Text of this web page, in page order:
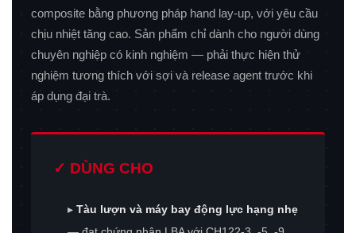
composite bằng phương pháp hand lay-up, với yêu cầu
chịu nhiệt tăng cao. Sản phẩm chỉ dành cho người dùng
chuyên nghiệp có kinh nghiệm — phải thực hiện thử
nghiệm tương thích với sợi và release agent trước khi
áp dụng đại trà.
✓ DÙNG CHO
▸Tàu lượn và máy bay động lực hạng nhẹ